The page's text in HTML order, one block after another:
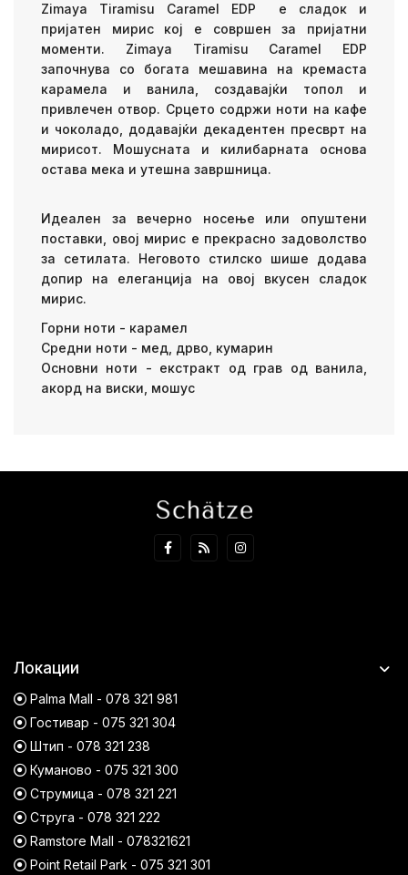
Zimaya Tiramisu Caramel EDP е сладок и
пријатен мирис кој е совршен за пријатни
моменти. Zimaya Tiramisu Caramel EDP
започнува со богата мешавина на кремаста
карамела и ванила, создавајќи топол и
привлечен отвор. Срцето содржи ноти на кафе
и чоколадо, додавајќи декадентен пресврт на
мирисот. Мошусната и килибарната основа
остава мека и утешна завршница.
Идеален за вечерно носење или опуштени
поставки, овој мирис е прекрасно задоволство
за сетилата. Неговото стилско шише додава
допир на елеганција на овој вкусен сладок
мирис.
Горни ноти - карамел
Средни ноти - мед, дрво, кумарин
Основни ноти - екстракт од грав од ванила,
акорд на виски, мошус
Локации
Palma Mall - 078 321 981
Гостивар - 075 321 304
Штип - 078 321 238
Куманово - 075 321 300
Струмица - 078 321 221
Струга - 078 321 222
Ramstore Mall - 078321621
Point Retail Park - 075 321 301